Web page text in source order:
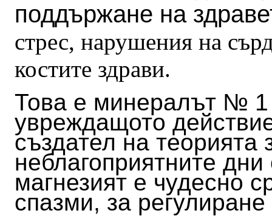
поддържане на
стрес, нарушения на
костите здрави.
Това е минералът № 1
увреждащото
създател на
неблагоприятните
магнезият е чудесно
спазми, за